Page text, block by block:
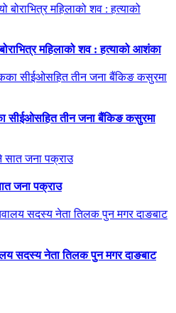
महिलाको शव : हत्याको आशंका
सीईओसहित तीन जना बैंकिङ कसुरमा
जना पक्राउ
सदस्य नेता तिलक पुन मगर दाङबाट